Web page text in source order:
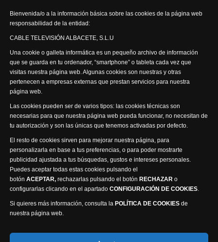
Bienvenida/o a la información básica sobre las cookies de la página web
responsabilidad de la entidad:
CABLE TELEVISIÓN ALBACETE, S.L.U
Una cookie o galleta informática es un pequeño archivo de información
que se guarda en tu ordenador, “smartphone” o tableta cada vez que
visitas nuestra página web. Algunas cookies son nuestras y otras
pertenecen a empresas externas que prestan servicios para nuestra
página web.
Las cookies pueden ser de varios tipos: las cookies técnicas son
necesarias para que nuestra página web pueda funcionar, no necesitan de
tu autorización y son las únicas que tenemos activadas por defecto.
El resto de cookies sirven para mejorar nuestra página, para
personalizarla en base a tus preferencias, o para poder mostrarte
publicidad ajustada a tus búsquedas, gustos e intereses personales.
Puedes aceptar todas estas cookies pulsando el
botón ACEPTAR, rechazarlas pulsando el botón RECHAZAR o
configurarlas clicando en el apartado CONFIGURACIÓN DE COOKIES.
Si quieres más información, consulta la POLÍTICA DE COOKIES de
nuestra página web.
Síguenos
Política de privacidad
Política de cookies
Accesibilidad
Compromiso con la protección de datos personales